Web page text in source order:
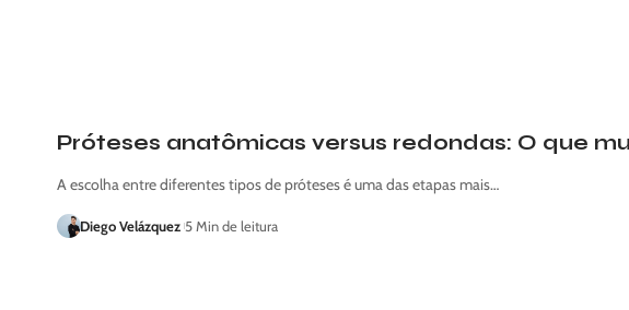
Próteses anatômicas versus redondas: O que
A escolha entre diferentes tipos de próteses é uma das etapas mais…
Diego Velázquez 5 Min de leitura